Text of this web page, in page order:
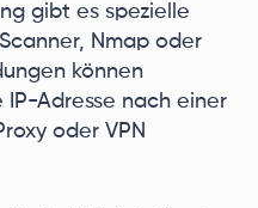
gibt es spezielle
Nmap oder
können
Adresse nach einer
oder VPN